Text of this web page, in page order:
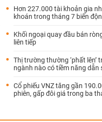
Hơn 227.000 tài khoản gia
khoán trong tháng 7 biến
Khối ngoại quay đầu bán
liên tiếp
Thị trường thường ‘phất lên’
ngành nào có tiềm năng dẫn
Cổ phiếu VNZ tăng gần
phiên, gấp đôi giá trong ba